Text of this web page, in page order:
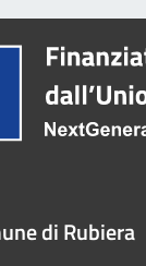
di Rubiera